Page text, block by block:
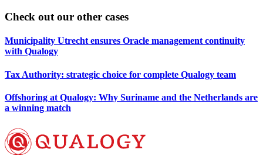
Check out our other cases
Municipality Utrecht ensures Oracle management continuity
with Qualogy
Tax Authority: strategic choice for complete Qualogy team
Offshoring at Qualogy: Why Suriname and the Netherlands are
a winning match